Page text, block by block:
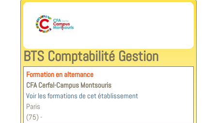
BTS Comptabilité Gestion
Formation en alternance
CFA Cerfal-Campus Montsouris
Voir les formations de cet établissement
Paris
(75) -